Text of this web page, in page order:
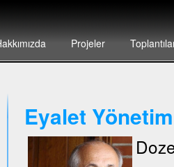
Projeler
Eyalet